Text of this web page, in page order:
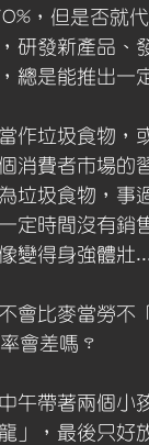
，但是否就
研發新產品、
總是能推出一
作垃圾食物，
消費者市場
垃圾食物，事
定時間沒有銷
變得身強體壯
會比麥當勞
會差嗎？
午帶著兩個小
」，最後只好